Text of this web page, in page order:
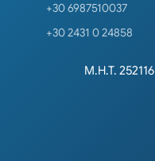
+30 6987510037
+30 2431 0 24858
Μ.Η.Τ. 252116